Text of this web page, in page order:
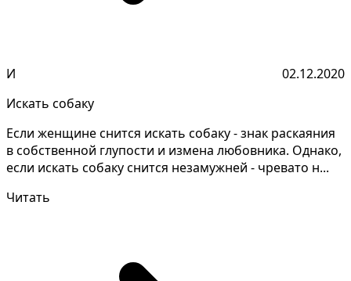
И
02.12.2020
Искать собаку
Если женщине снится искать собаку - знак раскаяния
в собственной глупости и измена любовника. Однако,
если искать собаку снится незамужней - чревато н...
Читать